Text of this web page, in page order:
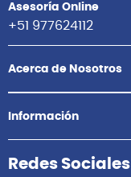
Asesoría Online
+51 977624112
Acerca de Nosotros
Información
Redes Sociales